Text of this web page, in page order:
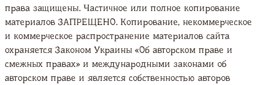
права защищены. Частичное или полное копирование
материалов ЗАПРЕЩЕНО. Копирование, некоммерческое
и коммерческое распространение материалов сайта
охраняется Законом Украины «Об авторском праве и
смежных правах» и международными законами об
авторском праве и является собственностью авторов